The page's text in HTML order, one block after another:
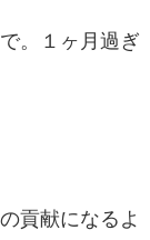
。１ヶ月過ぎ
貢献になるよ